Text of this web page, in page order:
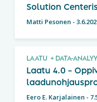
Solution
Matti Pesonen -
LAATU DATA-
Laatu 4.0 –
Eero E. Karjalainen -